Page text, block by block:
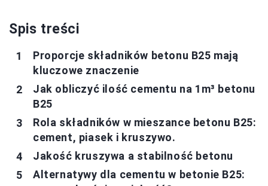
Spis treści
Proporcje składników betonu B25 mają
kluczowe znaczenie
Jak obliczyć ilość cementu na 1m³ betonu
B25
Rola składników w mieszance betonu B25:
cement, piasek i kruszywo.
Jakość kruszywa a stabilność betonu
Alternatywy dla cementu w betonie B25: